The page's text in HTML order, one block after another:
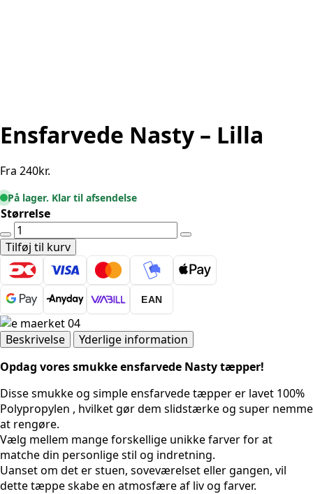
Ensfarvede Nasty – Lilla
Fra 240kr.
På lager. Klar til afsendelse
Størrelse
Ensfarvede
Nasty
-
Lilla
antal
Tilføj til kurv
EAN
Beskrivelse
Yderlige information
Opdag vores smukke ensfarvede Nasty tæpper!
Disse smukke og simple ensfarvede tæpper er lavet 100%
Polypropylen , hvilket gør dem slidstærke og super nemme
at rengøre.
Vælg mellem mange forskellige unikke farver for at
matche din personlige stil og indretning.
Uanset om det er stuen, soveværelset eller gangen, vil
dette tæppe skabe en atmosfære af liv og farver.